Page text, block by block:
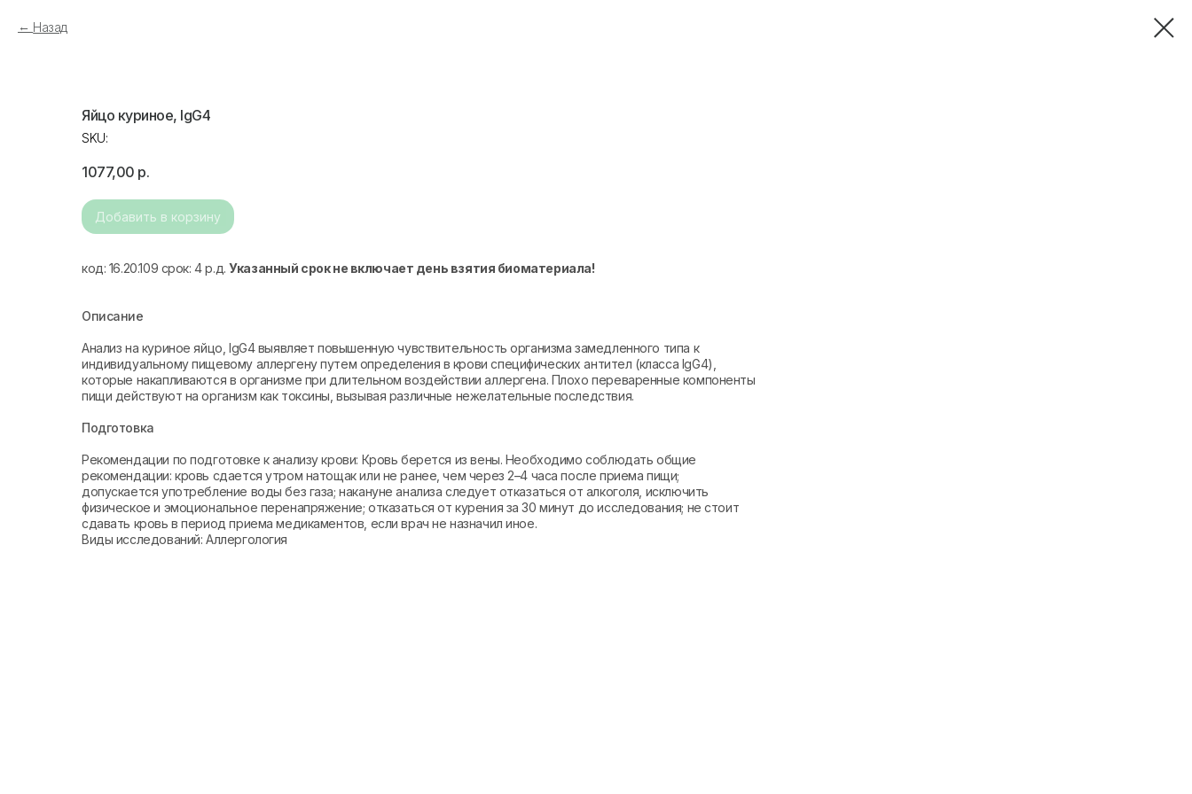
Назад
Яйцо куриное, IgG4
SKU:
1077,00 р.
Добавить в корзину
код: 16.20.109 срок: 4 р.д.Указанный срок не включает день взятия биоматериала!
Описание
Анализ на куриное яйцо, IgG4 выявляет повышенную чувствительность организма замедленного типа к
индивидуальному пищевому аллергену путем определения в крови специфических антител (класса IgG4),
которые накапливаются в организме при длительном воздействии аллергена. Плохо переваренные компоненты
пищи действуют на организм как токсины, вызывая различные нежелательные последствия.
Подготовка
Рекомендации по подготовке к анализу крови: Кровь берется из вены. Необходимо соблюдать общие
рекомендации: кровь сдается утром натощак или не ранее, чем через 2–4 часа после приема пищи;
допускается употребление воды без газа; накануне анализа следует отказаться от алкоголя, исключить
физическое и эмоциональное перенапряжение; отказаться от курения за 30 минут до исследования; не стоит
сдавать кровь в период приема медикаментов, если врач не назначил иное.
Виды исследований: Аллергология